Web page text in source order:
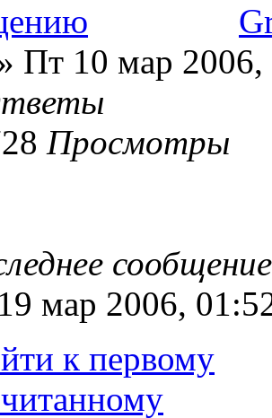
Пт 10 мар 2006,
Просмотры
мар 2006,